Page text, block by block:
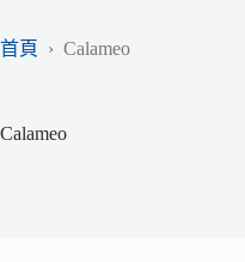
首頁 › Calameo
Calameo